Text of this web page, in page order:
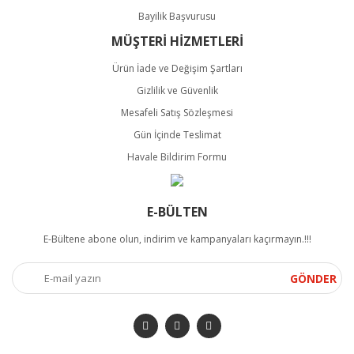
Bayilik Başvurusu
MÜŞTERİ HİZMETLERİ
Ürün İade ve Değişim Şartları
Gizlilik ve Güvenlik
Mesafeli Satış Sözleşmesi
Gün İçinde Teslimat
Havale Bildirim Formu
E-BÜLTEN
E-Bültene abone olun, indirim ve kampanyaları kaçırmayın.!!!
GÖNDER